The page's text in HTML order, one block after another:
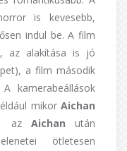
is kevesebb,
indul be. A film
az alakítása is jó
a film második
kamerabeállások
mikor Aichan
azAichanután
ötletesen